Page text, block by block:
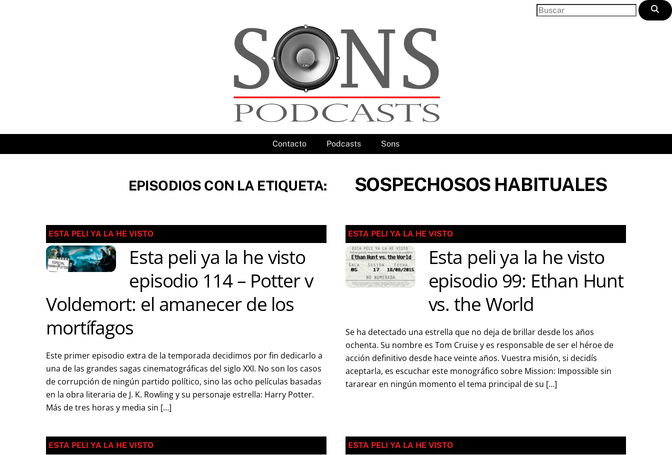
Contacto Podcasts Sons
EPISODIOS CON LA ETIQUETA: SOSPECHOSOS HABITUALES
ESTA PELI YA LA HE VISTO
Esta peli ya la he visto
episodio 114 – Potter v
Voldemort: el amanecer de los
mortífagos
Este primer episodio extra de la temporada decidimos por fin dedicarlo a
una de las grandes sagas cinematográficas del siglo XXI. No son los casos
de corrupción de ningún partido político, sino las ocho películas basadas
en la obra literaria de J. K. Rowling y su personaje estrella: Harry Potter.
Más de tres horas y media sin […]
ESTA PELI YA LA HE VISTO
Esta peli ya la he visto
episodio 99: Ethan Hunt
vs. the World
Se ha detectado una estrella que no deja de brillar desde los años
ochenta. Su nombre es Tom Cruise y es responsable de ser el héroe de
acción definitivo desde hace veinte años. Vuestra misión, si decidís
aceptarla, es escuchar este monográfico sobre Mission: Impossible sin
tararear en ningún momento el tema principal de su […]
ESTA PELI YA LA HE VISTO ESTA PELI YA LA HE VISTO